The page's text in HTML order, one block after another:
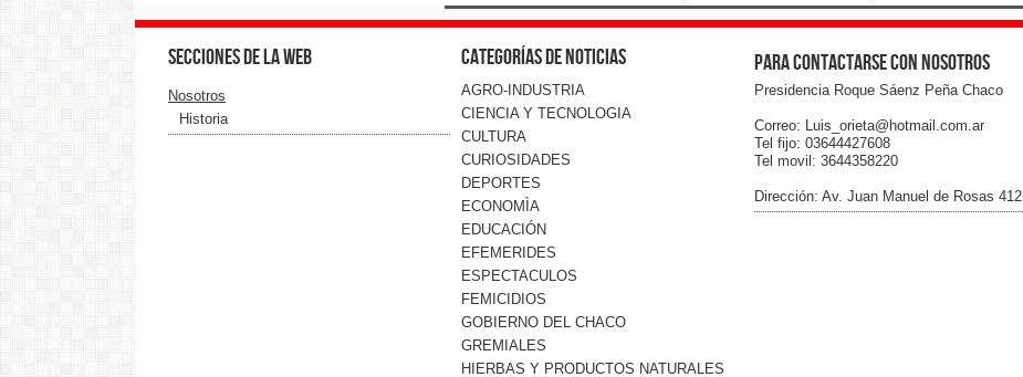
Secciones de la web
Nosotros
Historia
Categorías de noticias
AGRO-INDUSTRIA
CIENCIA Y TECNOLOGIA
CULTURA
CURIOSIDADES
DEPORTES
ECONOMÌA
EDUCACIÓN
EFEMERIDES
ESPECTACULOS
FEMICIDIOS
GOBIERNO DEL CHACO
GREMIALES
HIERBAS Y PRODUCTOS NATURALES
Para contactarse con nosotros
Presidencia Roque Sáenz Peña Chaco
Correo: Luis_orieta@hotmail.com.ar
Tel fijo: 03644427608
Tel movil: 3644358220
Dirección: Av. Juan Manuel de Rosas 412